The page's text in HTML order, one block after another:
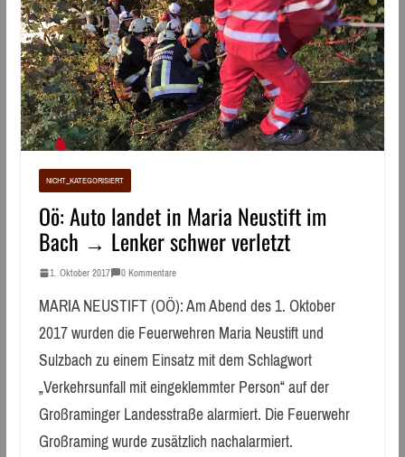
NICHT_KATEGORISIERT
Oö: Auto landet in Maria Neustift im
Bach → Lenker schwer verletzt
1. Oktober 2017 0 Kommentare
MARIA NEUSTIFT (OÖ): Am Abend des 1. Oktober
2017 wurden die Feuerwehren Maria Neustift und
Sulzbach zu einem Einsatz mit dem Schlagwort
„Verkehrsunfall mit eingeklemmter Person“ auf der
Großraminger Landesstraße alarmiert. Die Feuerwehr
Großraming wurde zusätzlich nachalarmiert.